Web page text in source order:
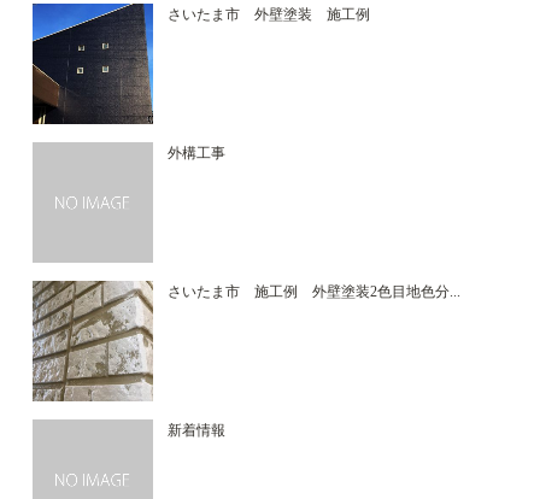
さいたま市 外壁塗装 施工例
外構工事
さいたま市 施工例 外壁塗装2色目地色分...
新着情報